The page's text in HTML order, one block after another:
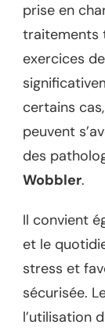
prise en
traitements
exercices
certains
peuvent
des
Wobbler.
Il convient
et le
stress et
sécurisée.
l’utilisation